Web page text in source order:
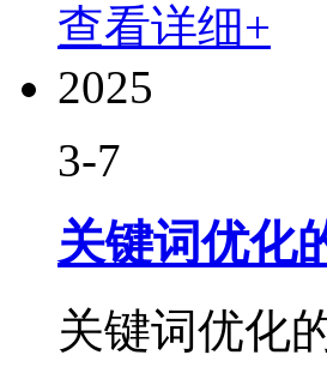
查看详细+
2025
3-7
关键词优化
关键词优化